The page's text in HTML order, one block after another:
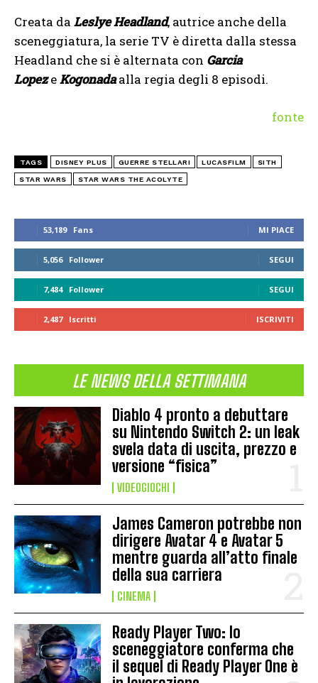
53,189 Fans MI PIACE
5,056 Follower SEGUI
7,484 Follower SEGUI
2,487 Iscritti ISCRIVITI
LE NEWS DELLA SETTIMANA
Diablo 4 pronto a debuttare
su Nintendo Switch 2: un leak
svela data di uscita, prezzo e
versione “fisica”
VIDEOGIOCHI
James Cameron potrebbe non
dirigere Avatar 4 e Avatar 5
mentre guarda all’atto finale
della sua carriera
CINEMA
Ready Player Two: lo
sceneggiatore conferma che
il sequel di Ready Player One è
Creata da Leslye Headland, autrice anche della
sceneggiatura, la serie TV è diretta dalla stessa
Headland che si è alternata con Garcia
LopezeKogonadaalla regia degli 8 episodi.
fonte
TAGS DISNEY PLUS GUERRE STELLARI LUCASFILM SITH
STAR WARS STAR WARS THE ACOLYTE